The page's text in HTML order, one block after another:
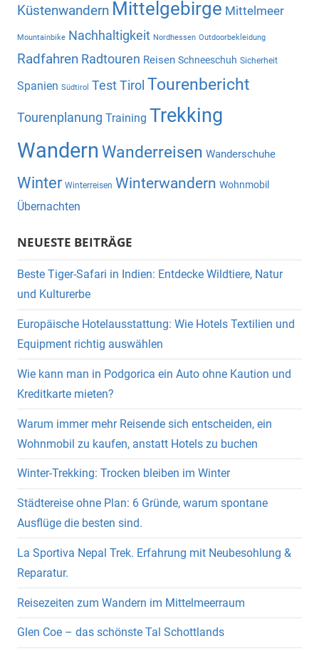
Küstenwandern Mittelgebirge Mittelmeer
Mountainbike Nachhaltigkeit Nordhessen Outdoorbekleidung
Radfahren Radtouren Reisen Schneeschuh Sicherheit
Spanien Südtirol TestTirol Tourenbericht
Tourenplanung Training Trekking
Wandern Wanderreisen Wanderschuhe
Winter Winterreisen Winterwandern Wohnmobil
Übernachten
NEUESTE BEITRÄGE
Beste Tiger-Safari in Indien: Entdecke Wildtiere, Natur
und Kulturerbe
Europäische Hotelausstattung: Wie Hotels Textilien und
Equipment richtig auswählen
Wie kann man in Podgorica ein Auto ohne Kaution und
Kreditkarte mieten?
Warum immer mehr Reisende sich entscheiden, ein
Wohnmobil zu kaufen, anstatt Hotels zu buchen
Winter-Trekking: Trocken bleiben im Winter
Städtereise ohne Plan: 6 Gründe, warum spontane
Ausflüge die besten sind.
La Sportiva Nepal Trek. Erfahrung mit Neubesohlung &
Reparatur.
Reisezeiten zum Wandern im Mittelmeerraum
Glen Coe – das schönste Tal Schottlands